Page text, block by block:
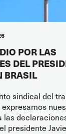
POR LAS
DEL
BRASIL
sindical del
las
presidente